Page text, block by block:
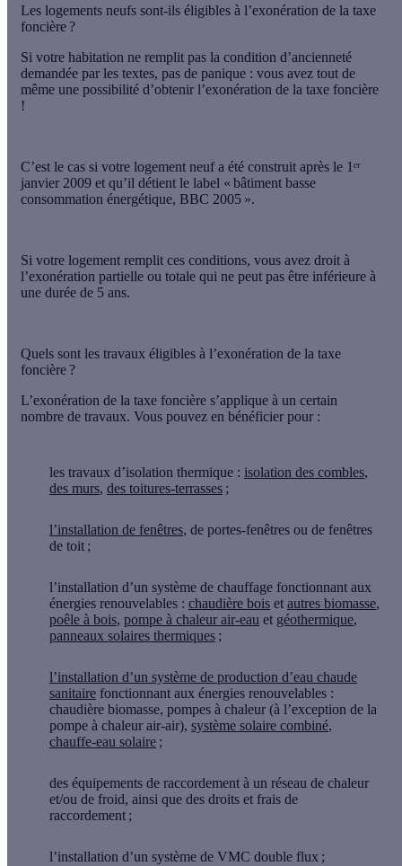
Les logements neufs sont-ils éligibles à l’exonération de la taxe
foncière ?
Si votre habitation ne remplit pas la condition d’ancienneté
demandée par les textes, pas de panique : vous avez tout de
même une possibilité d’obtenir l’exonération de la taxe foncière
!
C’est le cas si votre logement neuf a été construit après le 1ᵉʳ
janvier 2009 et qu’il détient le label « bâtiment basse
consommation énergétique, BBC 2005 ».
Si votre logement remplit ces conditions, vous avez droit à
l’exonération partielle ou totale qui ne peut pas être inférieure à
une durée de 5 ans.
Quels sont les travaux éligibles à l’exonération de la taxe
foncière ?
L’exonération de la taxe foncière s’applique à un certain
nombre de travaux. Vous pouvez en bénéficier pour :
les travaux d’isolation thermique : isolation des combles,
des murs, des toitures-terrasses ;
l’installation de fenêtres, de portes-fenêtres ou de fenêtres
de toit ;
l’installation d’un système de chauffage fonctionnant aux
énergies renouvelables : chaudière bois et autres biomasse,
poêle à bois, pompe à chaleur air-eau et géothermique,
panneaux solaires thermiques ;
l’installation d’un système de production d’eau chaude
sanitaire fonctionnant aux énergies renouvelables :
chaudière biomasse, pompes à chaleur (à l’exception de la
pompe à chaleur air-air), système solaire combiné,
chauffe-eau solaire ;
des équipements de raccordement à un réseau de chaleur
et/ou de froid, ainsi que des droits et frais de
raccordement ;
l’installation d’un système de VMC double flux ;